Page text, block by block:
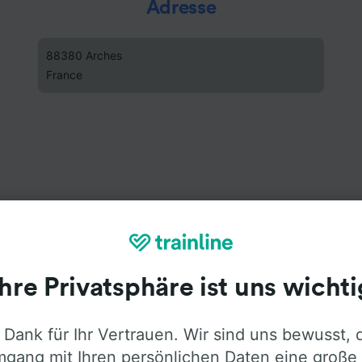
Adresse
88380 Arches
France
Ihre Privatsphäre ist uns
für Ihr Vertrauen. Wir sind uns bewusst,
mit Ihren persönlichen Daten eine große